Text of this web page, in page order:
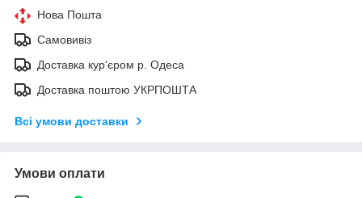
Нова Пошта
Самовивіз
Доставка кур'єром р. Одеса
Доставка поштою УКРПОШТА
Всі умови доставки
Умови оплати